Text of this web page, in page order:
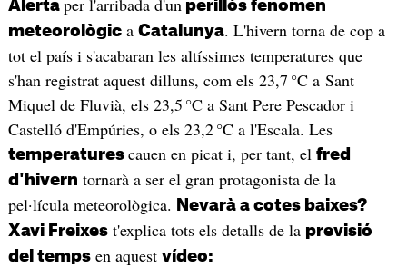
Alerta per l'arribada d'un perillós fenomen
meteorològica Catalunya. L'hivern torna de cop a
tot el país i s'acabaran les altíssimes temperatures que
s'han registrat aquest dilluns, com els 23,7 °C a Sant
Miquel de Fluvià, els 23,5 °C a Sant Pere Pescador i
Castelló d'Empúries, o els 23,2 °C a l'Escala. Les
temperatures cauen en picat i, per tant, el fred
d'hivern tornarà a ser el gran protagonista de la
pel·lícula meteorològica.
Nevarà a cotes baixes?
Xavi Freixest'explica tots els detalls de la previsió
del tempsen aquest vídeo: